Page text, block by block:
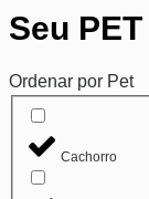
Seu PET
Ordenar por Pet
Cachorro